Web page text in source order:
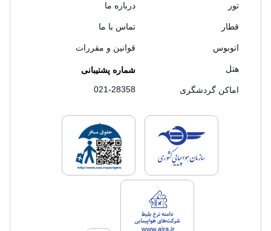
تور
قطار
اتوبوس
هتل
اماکن گردشگری
درباره ما
تماس با ما
قوانین و مقررات
شماره پشتیبانی
021-28358
لایسنس های فروش سفرتاپلایسنس های
لایسنس های فروش سفرتاپ